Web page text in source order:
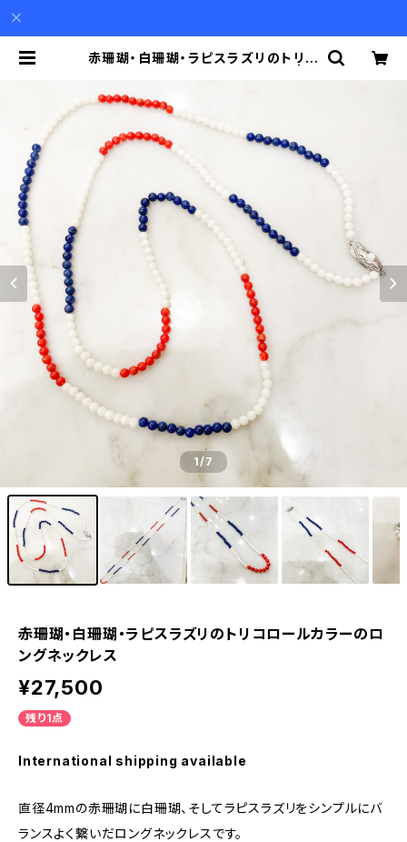
赤珊瑚・白珊瑚・ラピスラズリのトリコ
1/7
赤珊瑚・白珊瑚・ラピスラズリのトリコロールカラーのロ
ングネックレス
¥27,500
残り1点
International shipping available
直径4mmの赤珊瑚に白珊瑚、そしてラピスラズリをシンプルにバ
ランスよく繋いだロングネックレスです。